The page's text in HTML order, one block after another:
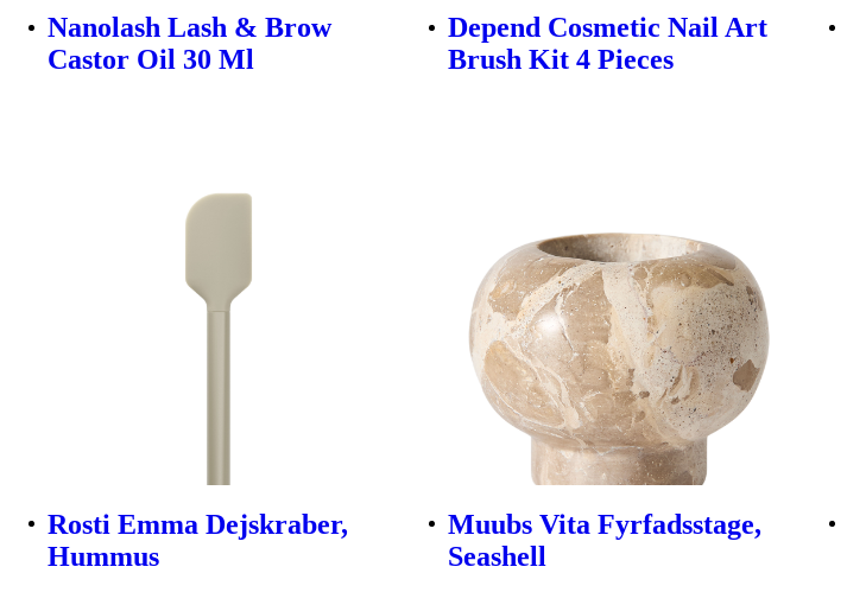
Nanolash Lash & Brow
Castor Oil 30 Ml
Depend Cosmetic Nail Art
Brush Kit 4 Pieces
Rosti Emma Dejskraber,
Hummus
Muubs Vita Fyrfadsstage,
Seashell